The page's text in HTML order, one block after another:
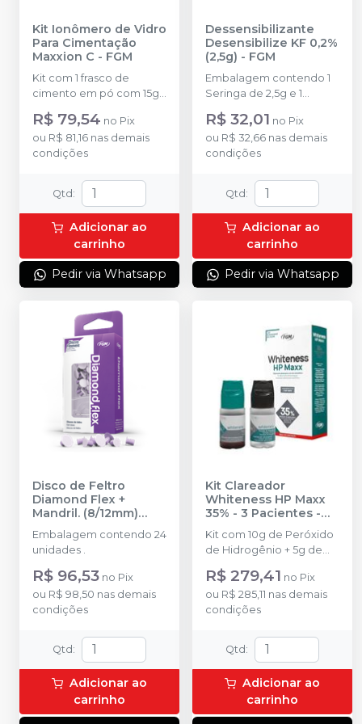
Kit Ionômero de Vidro
Para Cimentação
Maxxion C - FGM
Kit com 1 frasco de
cimento em pó com 15g
+ 1 frasco de líquido com
10g + 1 dosador de pó + 1
bloco de espátula.
R$ 79,54 no Pix
ou R$ 81,16 nas demais
condições
Qtd :
Adicionar ao
carrinho
Pedir via Whatsapp
Dessensibilizante
Desensibilize KF 0,2%
(2,5g) - FGM
Embalagem contendo 1
Seringa de 2,5g e 1
ponteira
R$ 32,01 no Pix
ou R$ 32,66 nas demais
condições
Qtd :
Adicionar ao
carrinho
Pedir via Whatsapp
Disco de Feltro
Diamond Flex +
Mandril. (8/12mm)
Sortido
Embalagem contendo 24
unidades .
R$ 96,53 no Pix
ou R$ 98,50 nas demais
condições
Qtd :
Adicionar ao
carrinho
Kit Clareador
Whiteness HP Maxx
35% - 3 Pacientes -
FGM
Kit com 10g de Peróxido
de Hidrogênio + 5g de
Neutralizante + Espátula +
Placa para preparo do
gel + Top dam Azul com
R$ 279,41 no Pix
ou R$ 285,11 nas demais
condições
Qtd :
Adicionar ao
carrinho